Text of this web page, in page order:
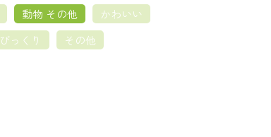
動物 その他
かわいい
びっくり その他